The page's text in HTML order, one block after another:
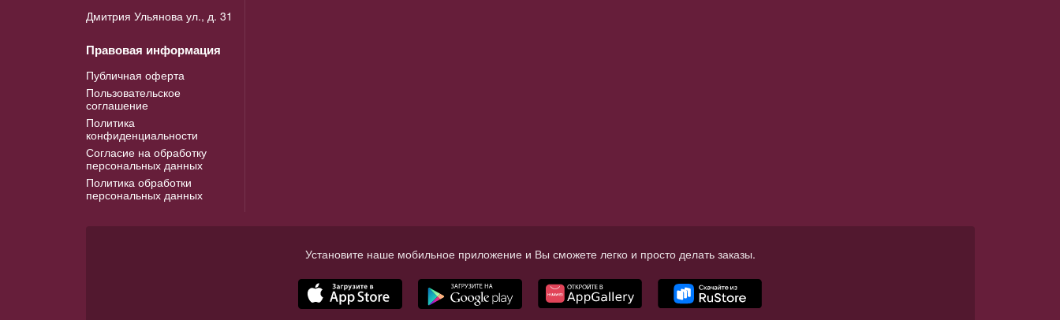
Дмитрия Ульянова ул., д. 31
Правовая информация
Публичная оферта
Пользовательское
соглашение
Политика
конфиденциальности
Согласие на обработку
персональных данных
Политика обработки
персональных данных
Установите наше мобильное приложение и Вы сможете легко и просто делать заказы.